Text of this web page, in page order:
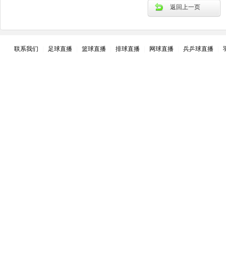
返回上一页
联系我们 足球直播 篮球直播 排球直播 网球直播 兵乒球直播